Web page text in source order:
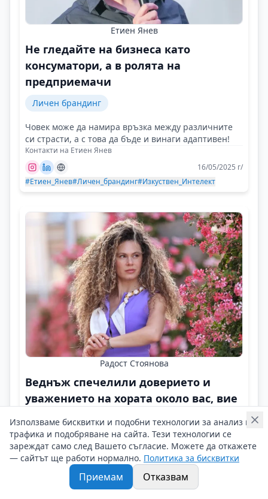
Етиен Янев
Не гледайте на бизнеса като
консуматори, а в ролята на
предприемачи
Личен брандинг
Човек може да намира връзка между различните
си страсти, а с това да бъде и винаги адаптивен!
Контакти на Етиен Янев
16/05/2025 г/
#Етиен_Янев#Личен_брандинг#Изкуствен_Интелект
Радост Стоянова
Веднъж спечелили доверието и
уважението на хората около вас, вие
Личен брандинг
Успехът не трябва да бъде на всяка цена и едно от
най-важните неща е доброто отношение към
хората по пътя ни!
Използваме бисквитки и подобни технологии за анализ на
трафика и подобряване на сайта. Тези технологии се
зареждат само след Вашето съгласие. Можете да откажете
— сайтът ще работи нормално. Политика за бисквитки
Приемам Отказвам